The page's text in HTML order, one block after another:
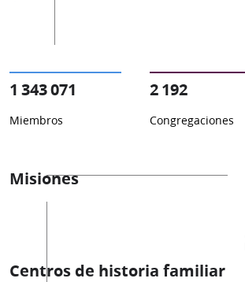
1 343 071
Miembros
2 192
Congregaciones
Misiones
Centros de historia familiar